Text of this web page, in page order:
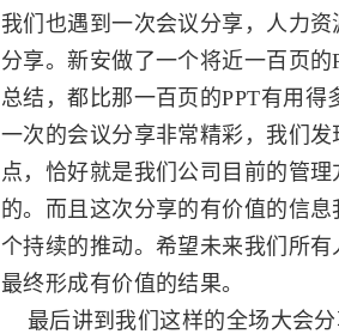
我们也遇到一次会议分享，人力
分享。新安做了一个将近一百页
总结，都比那一百页的PPT有用
一次的会议分享非常精彩，我们
点，恰好就是我们公司目前的管
的。而且这次分享的有价值的信
个持续的推动。希望未来我们所
最终形成有价值的结果。
最后讲到我们这样的全场大会分